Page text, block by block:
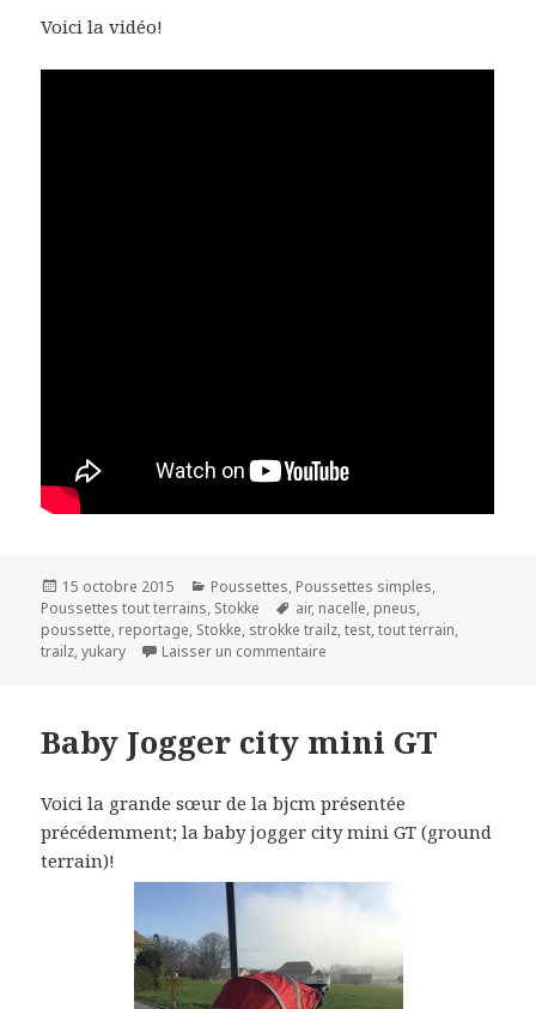
Voici la vidéo!
Publié
le
15 octobre 2015 Catégories
Poussettes, Poussettes simples,
Poussettes tout terrains, Stokke
Mots-
clés
air, nacelle, pneus,
poussette, reportage, Stokke, strokke trailz,test,tout terrain,
trailz,yukary Laisser un commentaire
Baby Jogger city mini GT
Voici la grande sœur de la bjcm présentée
précédemment; la baby jogger city mini GT (ground
terrain)!